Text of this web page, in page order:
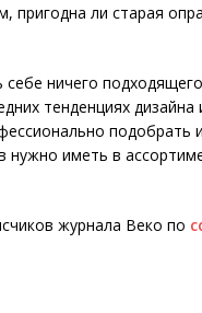
ли старая
ничего
тенденциях
подобрать
нужно иметь в
журнала Веко по